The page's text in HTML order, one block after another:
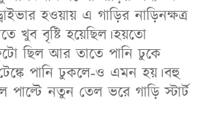
হওয়ায় এ গাড়ির নাড়িনক্ষত্র
খুব বৃষ্টি হয়েছিল।হয়তো
ছিল আর তাতে পানি ঢুকে
পানি ঢুকলে-ও এমন হয়।বহু
নতুন তেল ভরে গাড়ি স্টার্ট